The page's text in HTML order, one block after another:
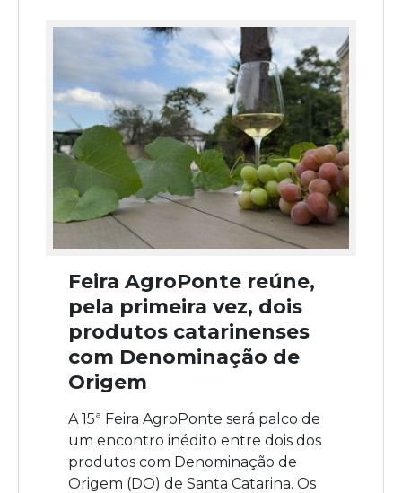
Feira AgroPonte reúne,
pela primeira vez, dois
produtos catarinenses
com Denominação de
Origem
A 15ª Feira AgroPonte será palco de
um encontro inédito entre dois dos
produtos com Denominação de
Origem (DO) de Santa Catarina. Os